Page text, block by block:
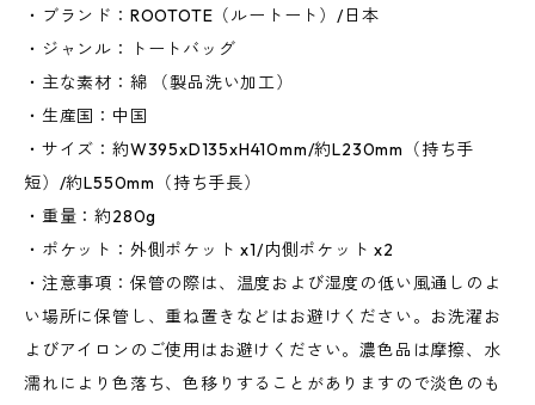
・ブランド：ROOTOTE（ルートート）/日本
・ジャンル：トートバッグ
・主な素材：綿 （製品洗い加工）
・生産国：中国
・サイズ：約W395xD135xH410mm/約L230mm（持ち手
短）/約L550mm（持ち手長）
・重量：約280g
・ポケット：外側ポケット x1/内側ポケット x2
・注意事項：保管の際は、温度および湿度の低い風通しのよ
い場所に保管し、重ね置きなどはお避けください。お洗濯お
よびアイロンのご使用はお避けください。濃色品は摩擦、水
濡れにより色落ち、色移りすることがありますので淡色のも